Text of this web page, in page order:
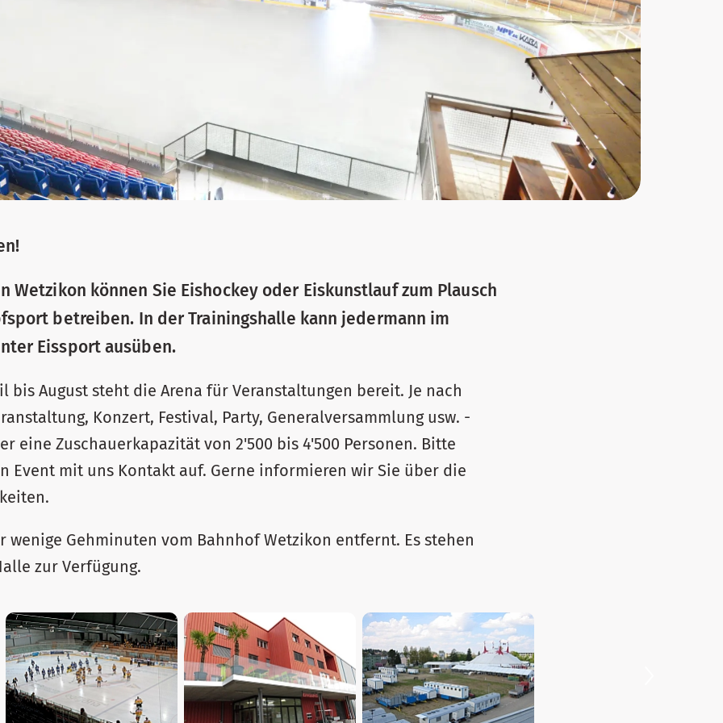
Wetzikon können Sie Eishockey oder Eiskunstlauf zum Plausch
betreiben. In der Trainingshalle kann jedermann im
Eissport ausüben.
bis August steht die Arena für Veranstaltungen bereit. Je nach
Konzert, Festival, Party, Generalversammlung usw. -
eine Zuschauerkapazität von 2'500 bis 4'500 Personen. Bitte
Event mit uns Kontakt auf. Gerne informieren wir Sie über die
wenige Gehminuten vom Bahnhof Wetzikon entfernt. Es stehen
zur Verfügung.